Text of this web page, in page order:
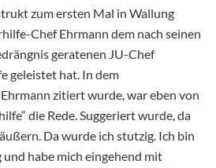
zum ersten Mal in Wallung
Chef Ehrmann dem nach seinen
geratenen JU-Chef
geleistet hat. In dem
zitiert wurde, war eben von
die Rede. Suggeriert wurde, da
Da wurde ich stutzig. Ich bin
habe mich eingehend mit